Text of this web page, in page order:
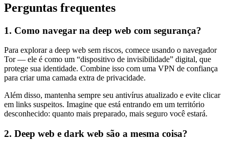
Perguntas frequentes
1. Como navegar na deep web com segurança?
Para explorar a deep web sem riscos, comece usando o navegador
Tor — ele é como um “dispositivo de invisibilidade” digital, que
protege sua identidade. Combine isso com uma VPN de confiança
para criar uma camada extra de privacidade.
Além disso, mantenha sempre seu antivírus atualizado e evite clicar
em links suspeitos. Imagine que está entrando em um território
desconhecido: quanto mais preparado, mais seguro você estará.
2. Deep web e dark web são a mesma coisa?